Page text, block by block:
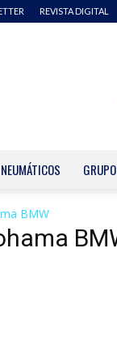
REVISTA DIGITAL
NEUMÁTICOS
BMW